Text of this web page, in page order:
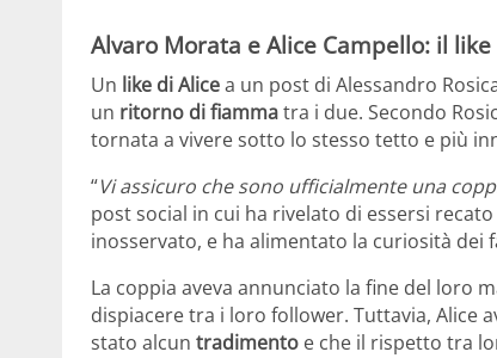
Alvaro Morata e Alice Campello: il
Un like di Alicea un post di Alessandro
un ritorno di fiammatra i due. Secondo
tornata a vivere sotto lo stesso tetto e più
“Vi assicuro che sono ufficialmente una
post social in cui ha rivelato di essersi
inosservato, e ha alimentato la curiosità dei
La coppia aveva annunciato la fine del loro
dispiacere tra i loro follower. Tuttavia, Alice
stato alcun tradimento e che il rispetto tra